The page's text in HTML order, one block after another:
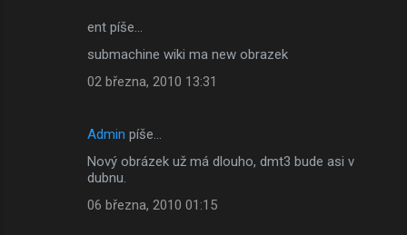
ent píše…
submachine wiki ma new obrazek
02 března, 2010 13:31
Admin píše…
Nový obrázek už má dlouho, dmt3 bude asi v
dubnu.
06 března, 2010 01:15